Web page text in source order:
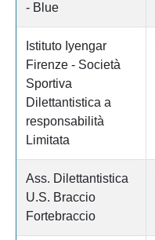
- Blue
Istituto Iyengar
Firenze - Società
Sportiva
Dilettantistica a
responsabilità
Limitata
Ass. Dilettantistica
U.S. Braccio
Fortebraccio